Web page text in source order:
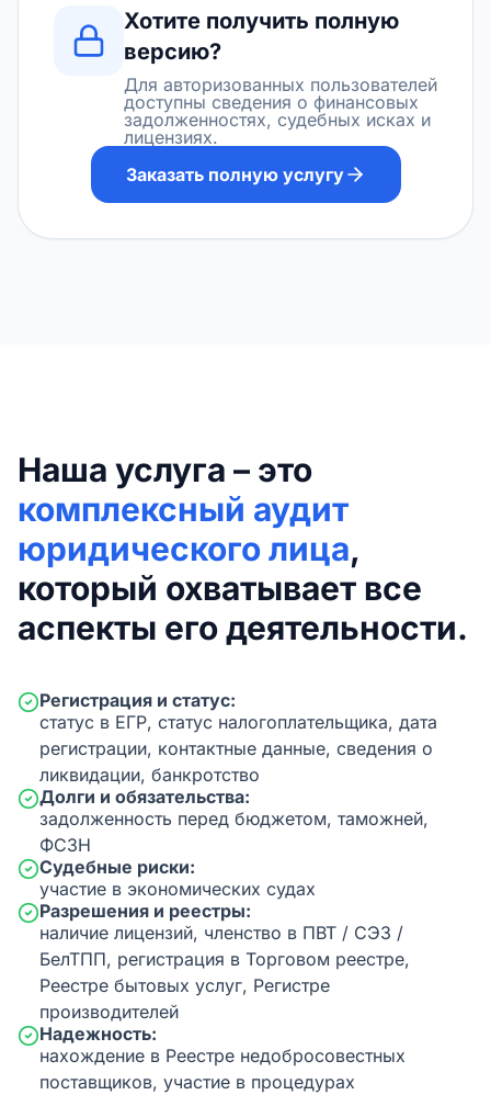
Хотите получить полную
версию?
Для авторизованных пользователей
доступны сведения о финансовых
задолженностях, судебных исках и
лицензиях.
Заказать полную услугу
Наша услуга – это
комплексный аудит
юридического лица,
который охватывает все
аспекты его деятельности.
Регистрация и статус:
статус в ЕГР, статус налогоплательщика, дата
регистрации, контактные данные, сведения о
ликвидации, банкротство
Долги и обязательства:
задолженность перед бюджетом, таможней,
ФСЗН
Судебные риски:
участие в экономических судах
Разрешения и реестры:
наличие лицензий, членство в ПВТ / СЭЗ /
БелТПП, регистрация в Торговом реестре,
Реестре бытовых услуг, Регистре
производителей
Надежность:
нахождение в Реестре недобросовестных
поставщиков, участие в процедурах